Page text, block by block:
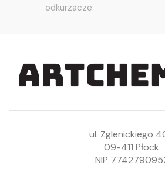
odkurzacze
ul. Zglenickiego
09-411 Płock
NIP